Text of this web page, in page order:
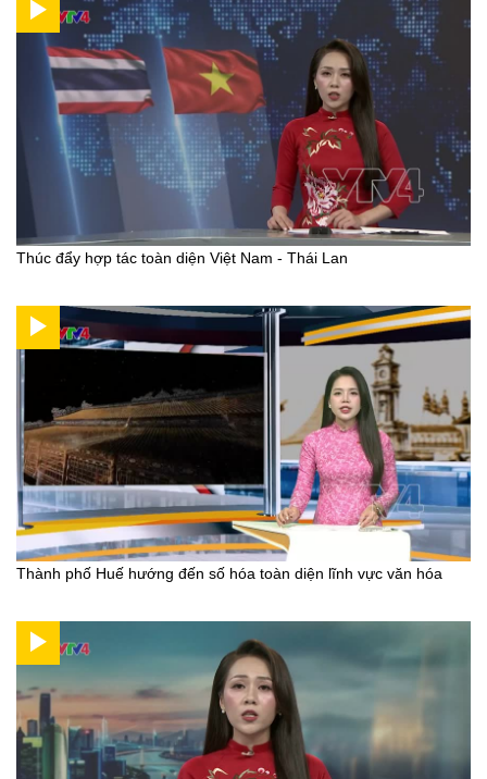
Thúc đẩy hợp tác toàn diện Việt Nam - Thái Lan
Thành phố Huế hướng đến số hóa toàn diện lĩnh vực văn hóa